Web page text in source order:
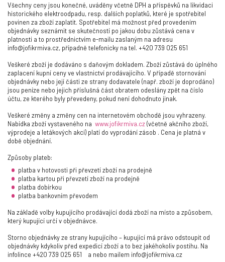
Všechny ceny jsou konečné, uváděny včetně DPH a příspěvků na likvidaci
historického elektroodpadu, resp. dalších poplatků, které je spotřebitel
povinen za zboží zaplatit. Spotřebitel má možnost před provedením
objednávky seznámit se skutečností po jakou dobu zůstává cena v
platnosti a to prostřednictvím e-mailu zaslaným na adresu
info@jofikrmiva.cz, případně telefonicky na tel. +420 739 025 651
Veškeré zboží je dodáváno s daňovým dokladem. Zboží zůstává do úplného
zaplacení kupní ceny ve vlastnictví prodávajícího. V případě stornování
objednávky nebo její části ze strany dodavatele (např. zboží je doprodáno)
jsou peníze nebo jejich příslušná část obratem odeslány zpět na číslo
účtu, ze kterého byly převedeny, pokud není dohodnuto jinak.
Veškeré změny a změny cen na internetovém obchodě jsou vyhrazeny.
Nabídka zboží vystaveného na www.jofikrmiva.cz(včetně akčního zboží,
výprodeje a letákových akcí) platí do vyprodání zásob . Cena je platná v
době objednání.
Způsoby plateb:
platba v hotovosti při převzetí zboží na prodejně
platba kartou při převzetí zboží na prodejně
platba dobírkou
platba bankovním převodem
Na základě volby kupujícího prodávající dodá zboží na místo a způsobem,
který kupující určí v objednávce.
Storno objednávky ze strany kupujícího – kupující má právo odstoupit od
objednávky kdykoliv před expedicí zboží a to bez jakéhokoliv postihu. Na
infolince +420 739 025 651 a nebo mailem info@jofikrmiva.cz